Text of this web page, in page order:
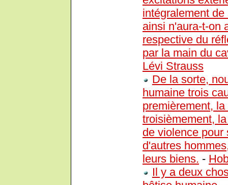
intégralement
ainsi n'aura-t-on
respective du
par la main du
Lévi Strauss
De la sorte,
humaine trois
premièrement,
troisièmement,
de violence pour
d'autres
leurs biens. -
Il y a deux